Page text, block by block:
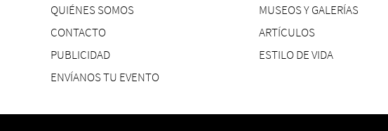
QUIÉNES SOMOS
CONTACTO
PUBLICIDAD
ENVÍANOS TU EVENTO
MUSEOS Y GALERÍAS
ARTÍCULOS
ESTILO DE VIDA